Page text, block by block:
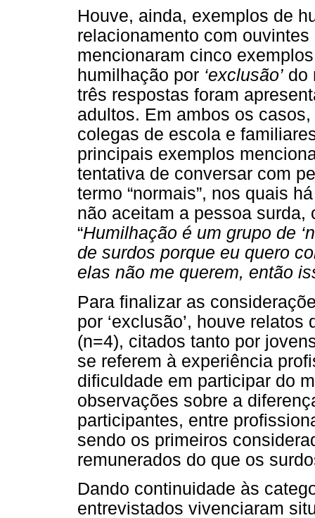
Houve, ainda, exemplos de
relacionamento com
mencionaram cinco
humilhação por ‘exclusão’ do
três respostas foram
adultos. Em ambos os
colegas de escola e
principais exemplos
tentativa de conversar com
termo “normais”, nos quais
não aceitam a pessoa surda,
“Humilhação é um grupo de
de surdos porque eu quero
elas não me querem, então
Para finalizar as
por ‘exclusão’, houve
(n=4), citados tanto por
se referem à experiência
dificuldade em participar do
observações sobre a
participantes, entre
sendo os primeiros
remunerados do que os
Dando continuidade às
entrevistados vivenciaram